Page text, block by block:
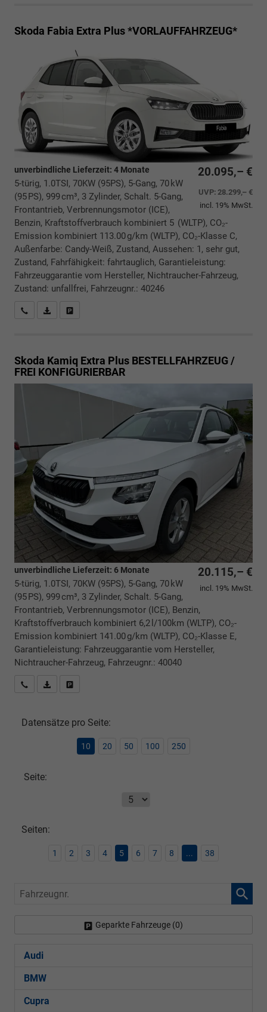
Skoda Fabia Extra Plus *VORLAUFFAHRZEUG*
20.095,– €
UVP:28.299,– €
incl. 19% MwSt.
unverbindliche Lieferzeit: 4 Monate
5-türig, 1.0TSI, 70KW (95PS), 5-Gang, 70 kW
(95 PS), 999 cm³, 3 Zylinder, Schalt. 5-Gang,
Frontantrieb, Verbrennungsmotor (ICE),
Benzin, Kraftstoffverbrauch kombiniert 5 (WLTP), CO₂-
Emission kombiniert 113.00 g/km (WLTP), CO₂-Klasse C,
Außenfarbe: Candy-Weiß, Zustand, Aussehen: 1, sehr gut,
Zustand, Fahrfähigkeit: fahrtauglich, Garantieleistung:
Fahrzeuggarantie vom Hersteller, Nichtraucher-Fahrzeug,
Zustand: unfallfrei, Fahrzeugnr.: 40246
Rückrufbitte absenden
PDF-Datei, Fahrzeugexposé drucken
Skoda Kamiq Extra Plus BESTELLFAHRZEUG /
FREI KONFIGURIERBAR
20.115,– €
incl. 19% MwSt.
unverbindliche Lieferzeit: 6 Monate
5-türig, 1.0TSI, 70KW (95PS), 5-Gang, 70 kW
(95 PS), 999 cm³, 3 Zylinder, Schalt. 5-Gang,
Frontantrieb, Verbrennungsmotor (ICE), Benzin,
Kraftstoffverbrauch kombiniert 6,2 l/100km (WLTP), CO₂-
Emission kombiniert 141.00 g/km (WLTP), CO₂-Klasse E,
Garantieleistung: Fahrzeuggarantie vom Hersteller,
Nichtraucher-Fahrzeug, Fahrzeugnr.: 40040
Rückrufbitte absenden
PDF-Datei, Fahrzeugexposé drucken
Datensätze pro Seite:
10 20 50 100 250
Seite:
Seiten:
1 2 3 4 5 6 7 8 ... 38
Fahrzeugnr.
Geparkte Fahrzeuge (0)
Audi
BMW
Cupra